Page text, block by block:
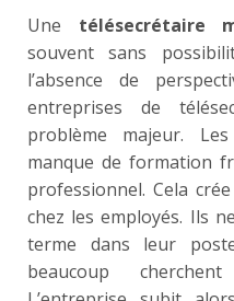
Une télésecrétaire
souvent sans
l’absence de
entreprises de
problème majeur.
manque de formation
professionnel. Cela
chez les employés. Ils
terme dans leur
beaucoup